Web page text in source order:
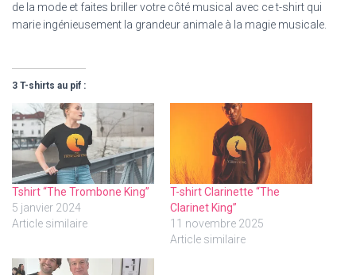
de la mode et faites briller votre côté musical avec ce t-shirt qui
marie ingénieusement la grandeur animale à la magie musicale.
3 T-shirts au pif :
Tshirt “The Trombone King”
5 janvier 2024
Article similaire
T-shirt Clarinette “The
Clarinet King”
11 novembre 2025
Article similaire